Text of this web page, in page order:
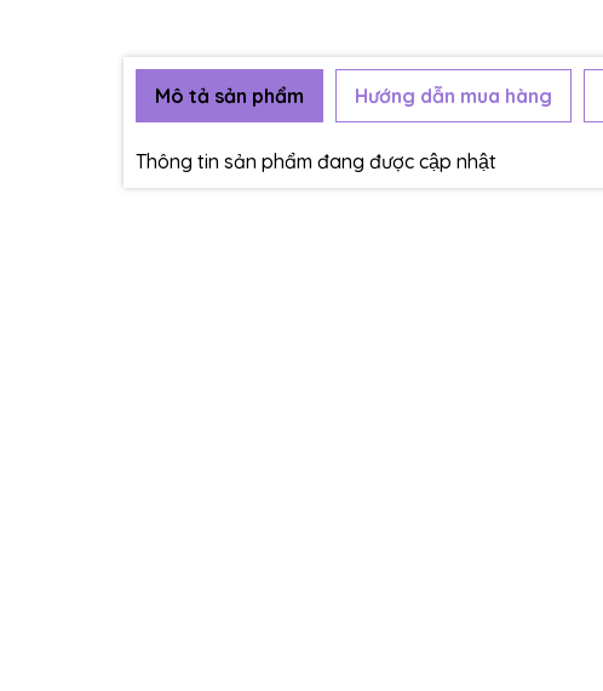
Mô tả sản phẩm Hướng dẫn mua hàng
Thông tin sản phẩm đang được cập nhật